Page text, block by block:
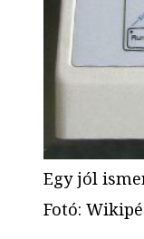
Egy jól
Fotó: